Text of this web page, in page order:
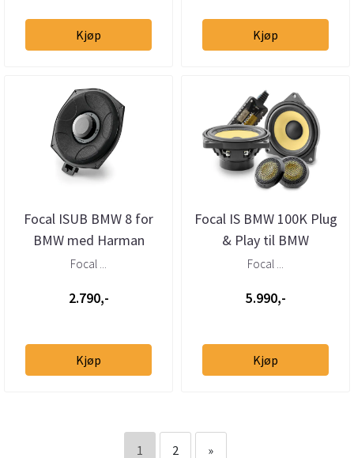
Kjøp Kjøp
Focal ISUB BMW 8 for
BMW med Harman
Kardon (stk)
Focal ...
2.790,-
Kjøp
Focal IS BMW 100K Plug
& Play til BMW
Focal ...
5.990,-
Kjøp
1 2 »